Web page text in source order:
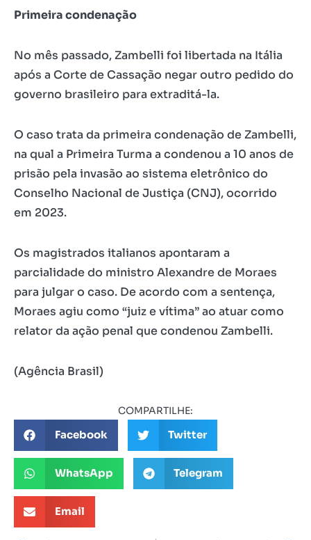
Primeira condenação
No mês passado, Zambelli foi libertada na Itália
após a Corte de Cassação negar outro pedido do
governo brasileiro para extraditá-la.
O caso trata da primeira condenação de Zambelli,
na qual a Primeira Turma a condenou a 10 anos de
prisão pela invasão ao sistema eletrônico do
Conselho Nacional de Justiça (CNJ), ocorrido
em 2023.
Os magistrados italianos apontaram a
parcialidade do ministro Alexandre de Moraes
para julgar o caso. De acordo com a sentença,
Moraes agiu como “juiz e vítima” ao atuar como
relator da ação penal que condenou Zambelli.
(Agência Brasil)
COMPARTILHE:
Facebook Twitter
WhatsApp Telegram
Email